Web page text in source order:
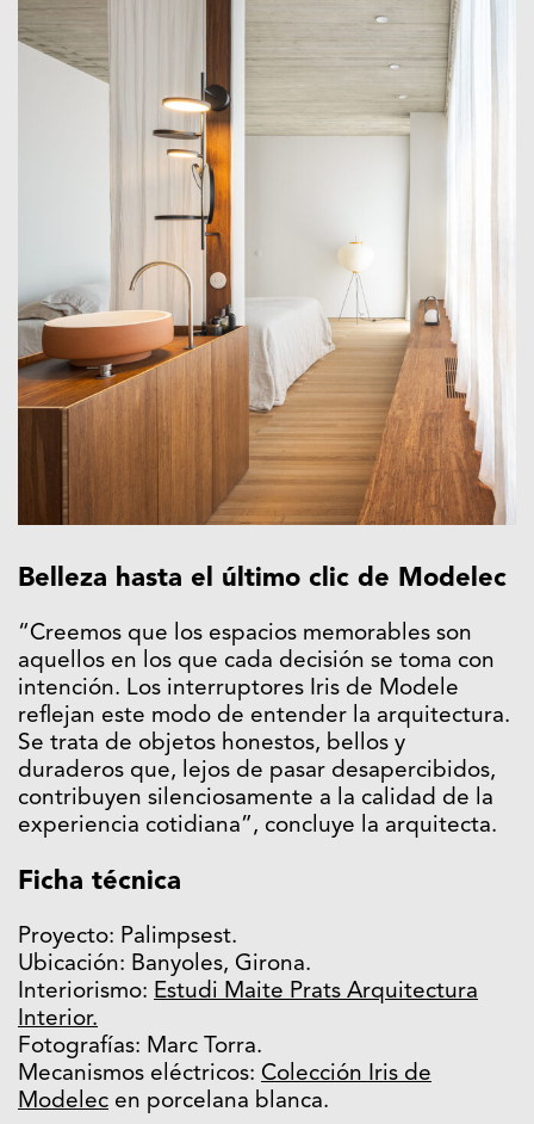
Belleza hasta el último clic de Modelec
“Creemos que los espacios memorables son
aquellos en los que cada decisión se toma con
intención. Los interruptores Iris de Modele
reflejan este modo de entender la arquitectura.
Se trata de objetos honestos, bellos y
duraderos que, lejos de pasar desapercibidos,
contribuyen silenciosamente a la calidad de la
experiencia cotidiana”, concluye la arquitecta.
Ficha técnica
Proyecto: Palimpsest.
Ubicación: Banyoles, Girona.
Interiorismo: Estudi Maite Prats Arquitectura
Interior.
Fotografías: Marc Torra.
Mecanismos eléctricos: Colección Iris de
Modelec en porcelana blanca.